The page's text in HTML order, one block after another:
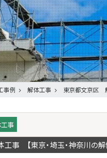
事例 解体工事 東京都文京区
事
事 【東京・埼玉・神奈川の解